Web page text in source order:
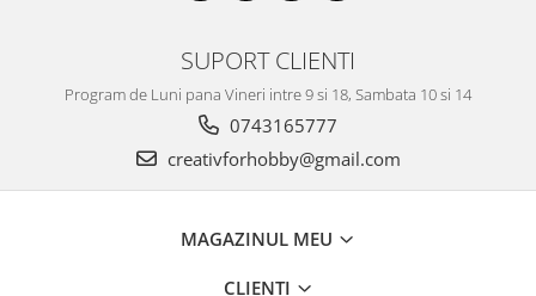
SUPORT CLIENTI
Program de Luni pana Vineri intre 9 si 18, Sambata 10 si 14
0743165777
creativforhobby@gmail.com
MAGAZINUL MEU
CLIENTI